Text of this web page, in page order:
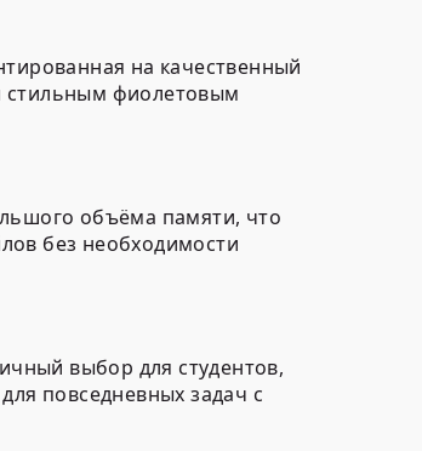
на качественный
стильным фиолетовым
объёма памяти, что
без необходимости
выбор для студентов,
повседневных задач с